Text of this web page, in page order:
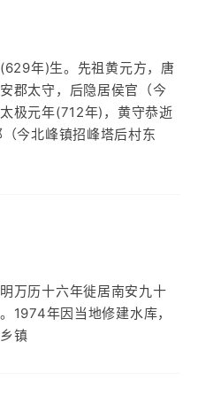
年)生。先祖黄元方，唐
郡太守，后隐居侯官（今
极元年(712年)，黄守恭逝
今北峰镇招峰塔后村东
万历十六年徙居南安九十
1974年因当地修建水库，
镇